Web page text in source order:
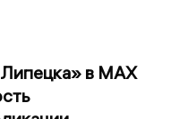
в MAX